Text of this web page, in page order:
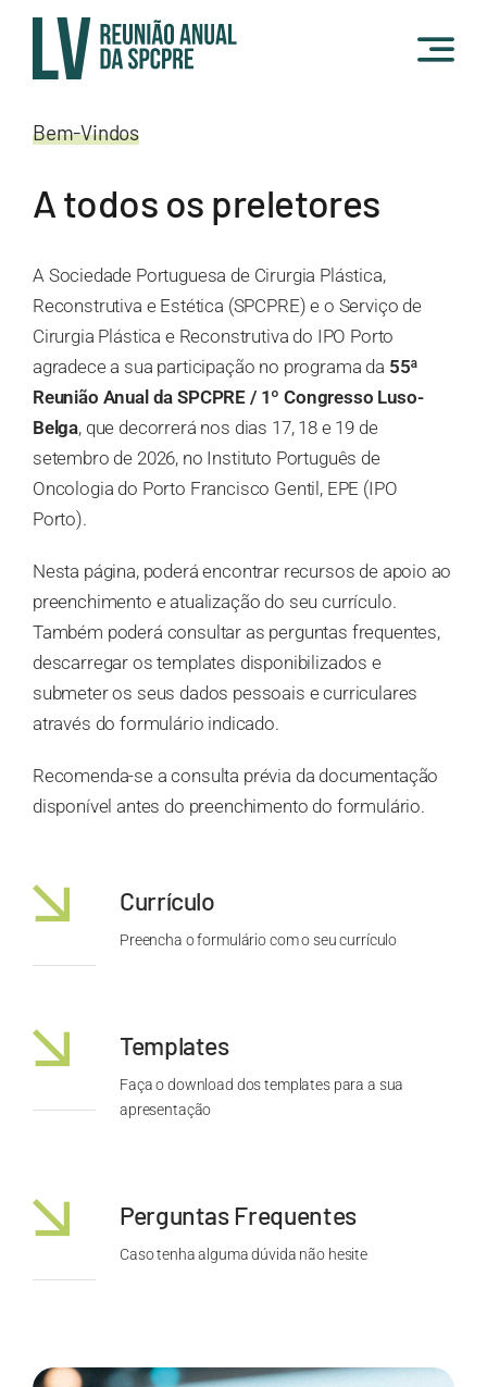
content
Bem-Vindos
A todos os preletores
A Sociedade Portuguesa de Cirurgia Plástica,
Reconstrutiva e Estética (SPCPRE) e o Serviço de
Cirurgia Plástica e Reconstrutiva do IPO Porto
agradece a sua participação no programa da 55ª
Reunião Anual da SPCPRE / 1º Congresso Luso-
Belga, que decorrerá nos dias 17, 18 e 19 de
setembro de 2026, no Instituto Português de
Oncologia do Porto Francisco Gentil, EPE (IPO
Porto).
Nesta página, poderá encontrar recursos de apoio ao
preenchimento e atualização do seu currículo.
Também poderá consultar as perguntas frequentes,
descarregar os templates disponibilizados e
submeter os seus dados pessoais e curriculares
através do formulário indicado.
Recomenda-se a consulta prévia da documentação
disponível antes do preenchimento do formulário.
Currículo
Preencha o formulário com o seu currículo
Templates
Faça o download dos templates para a sua
apresentação
Perguntas Frequentes
Caso tenha alguma dúvida não hesite